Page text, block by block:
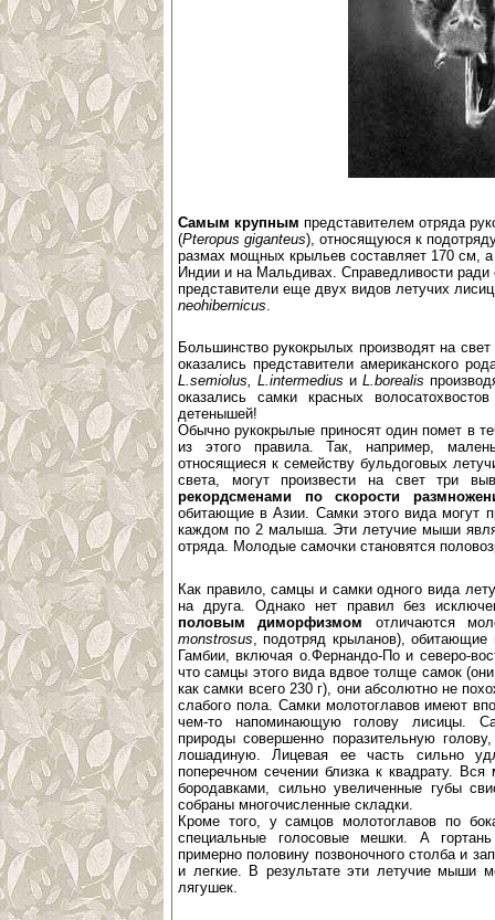
Самым крупным представителем отряда
(Pteropus giganteus), относящуюся к
размах мощных крыльев составляет 170 см,
Индии и на Мальдивах. Справедливости ради
представители еще двух видов летучих
neohibernicus.
Большинство рукокрылых производят на
оказались представители американского
L.semiolus, L.intermediusиL.borealis
оказались самки красных
детенышей!
Обычно рукокрылые приносят один помет в
из этого правила. Так, например,
относящиеся к семейству бульдоговых
света, могут произвести на свет три
рекордсменами по скорости
обитающие в Азии. Самки этого вида могут
каждом по 2 малыша. Эти летучие мыши
отряда. Молодые самочки становятся
Как правило, самцы и самки одного вида
на друга. Однако нет правил без
половым диморфизмом отличаются
monstrosus , подотряд крыланов),
Гамбии, включая о.Фернандо-По и северо-
что самцы этого вида вдвое толще самок (они
как самки всего 230 г), они абсолютно не
слабого пола. Самки молотоглавов имеют
чем-то напоминающую голову лисицы.
природы совершенно поразительную
лошадиную. Лицевая ее часть сильно
поперечном сечении близка к квадрату.
бородавками, сильно увеличенные губы
собраны многочисленные складки.
Кроме того, у самцов молотоглавов по
специальные голосовые мешки. А
примерно половину позвоночного столба и
и легкие. В результате эти летучие мыши
лягушек.